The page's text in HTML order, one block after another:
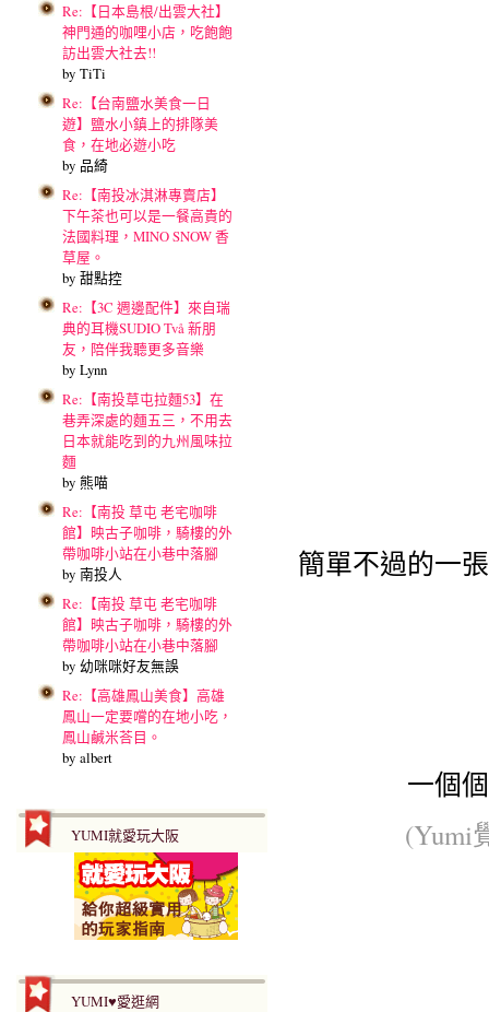
Re:【日本島根/出雲大社】
神門通的咖哩小店，吃飽飽
訪出雲大社去!!
by TiTi
Re:【台南鹽水美食一日
遊】鹽水小鎮上的排隊美
食，在地必遊小吃
by 品綺
Re:【南投冰淇淋專賣店】
下午茶也可以是一餐高貴的
法國料理，MINO SNOW 香
草屋。
by 甜點控
Re:【3C 週邊配件】來自瑞
典的耳機SUDIO Två 新朋
友，陪伴我聽更多音樂
by Lynn
Re:【南投草屯拉麵53】在
巷弄深處的麵五三，不用去
日本就能吃到的九州風味拉
麵
by 熊喵
Re:【南投 草屯 老宅咖啡
館】映古子咖啡，騎樓的外
帶咖啡小站在小巷中落腳
by 南投人
Re:【南投 草屯 老宅咖啡
館】映古子咖啡，騎樓的外
帶咖啡小站在小巷中落腳
by 幼咪咪好友無誤
Re:【高雄鳳山美食】高雄
鳳山一定要嚐的在地小吃，
鳳山鹹米荅目。
by albert
YUMI就愛玩大阪
YUMI♥愛逛網
簡單不過的一
一個
(Yumi